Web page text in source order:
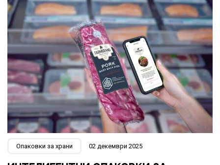
Опаковки за храни 02 декември 2025